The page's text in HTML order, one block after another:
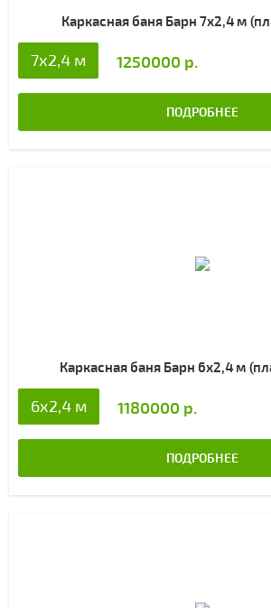
Каркасная баня Барн 7х2,4 м
7х2,4 м 1250000 р.
ПОДРОБНЕЕ
Каркасная баня Барн 6х2,4 м
6х2,4 м 1180000 р.
ПОДРОБНЕЕ